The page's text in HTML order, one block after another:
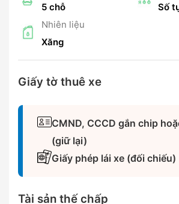
5 chỗ
Số
Nhiên liệu
Xăng
Giấy tờ thuê xe
CMND, CCCD gắn chip
(giữ lại)
Giấy phép lái xe (đối chiếu)
Tài sản thế chấp